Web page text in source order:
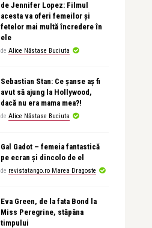
de Jennifer Lopez: Filmul
acesta va oferi femeilor și
fetelor mai multă încredere în
ele
de Alice Năstase Buciuta
Sebastian Stan: Ce șanse aș fi
avut să ajung la Hollywood,
dacă nu era mama mea?!
de Alice Năstase Buciuta
Gal Gadot – femeia fantastică
pe ecran și dincolo de el
de revistatango.ro Marea Dragoste
Eva Green, de la fata Bond la
Miss Peregrine, stăpâna
timpului